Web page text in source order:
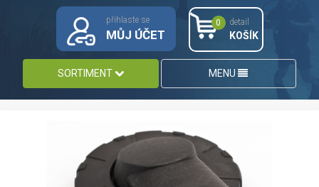
přihlaste se
MŮJ ÚČET
0 detail
KOŠÍK
SORTIMENT MENU